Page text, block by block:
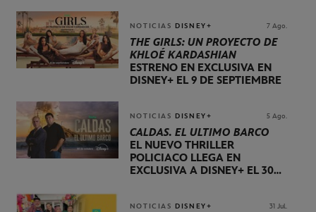
NOTICIAS DISNEY+ 7 Ago.
THE GIRLS: UN PROYECTO DE
KHLOÉ KARDASHIAN
ESTRENO EN EXCLUSIVA EN
DISNEY+ EL 9 DE SEPTIEMBRE
NOTICIAS DISNEY+ 5 Ago.
CALDAS. EL ÚLTIMO BARCO
EL NUEVO THRILLER
POLICIACO LLEGA EN
EXCLUSIVA A DISNEY+ EL 30
NOTICIAS DISNEY+ 31 Jul.